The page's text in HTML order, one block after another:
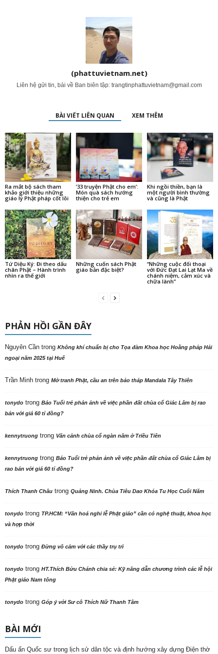
(phattuvietnam.net)
Liên hệ gửi tin, bài về Ban biên tập: trangtinphattuvietnam@gmail.com
BÀI VIẾT LIÊN QUAN XEM THÊM
Ra mắt bộ sách tham
khảo giới thiệu những
giáo lý Phật pháp cốt lõi
’33 truyện Phật cho em’:
Món quà sách hướng
thiện cho trẻ em
Khi ngồi thiền, bạn là
một người bình thường
và cũng là Phật
Tứ Diệu Ký: Đi theo dấu
chân Phật – Hành trình
nhìn ra thế giới
Những cuốn sách Phật
giáo bản đặc biệt?
“Những cuộc đối thoại
với Đức Đạt Lai Lạt Ma về
chánh niệm, cảm xúc và
chữa lành”
PHẢN HỒI GẦN ĐÂY
Nguyên Cần trong Không khí chuẩn bị cho Tọa đàm Khoa học Hoằng pháp Hải
ngoại năm 2025 tại Huế
Trần Minh trong Mở tranh Phật, cầu an trên bảo tháp Mandala Tây Thiên
tonydo trong Báo Tuổi trẻ phản ảnh về việc phần đất chùa cổ Giác Lâm bị rao
bán với giá 60 tỉ đồng?
kennytruong trong Vãn cảnh chùa cổ ngàn năm ở Triều Tiên
kennytruong trong Báo Tuổi trẻ phản ảnh về việc phần đất chùa cổ Giác Lâm bị
rao bán với giá 60 tỉ đồng?
Thích Thanh Châu trong Quảng Ninh. Chùa Tiêu Dao Khóa Tu Học Cuối Năm
tonydo trong TP.HCM: “Văn hoá nghi lễ Phật giáo” cần có nghệ thuật, khoa học
và hợp thời
tonydo trong Đừng vô cảm với các thầy trụ trì
tonydo trong HT.Thích Bửu Chánh chia sẻ: Kỹ năng dẫn chương trình các lễ hội
Phật giáo Nam tông
tonydo trong Góp ý với Sư cô Thích Nữ Thanh Tâm
BÀI MỚI
Dấu ấn Quốc sư trong lịch sử dân tộc và định hướng xây dựng Điện thờ